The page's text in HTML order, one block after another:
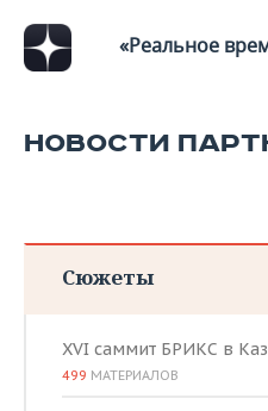
«Реальное
НОВОСТИ
Сюжеты
XVI саммит БРИКС в
499 МАТЕРИАЛОВ